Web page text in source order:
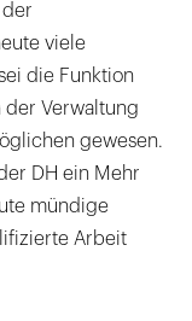
viele
die Funktion
Verwaltung
gewesen.
DH ein Mehr
mündige
Arbeit